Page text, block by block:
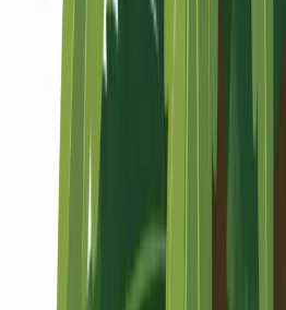
Seedbanks